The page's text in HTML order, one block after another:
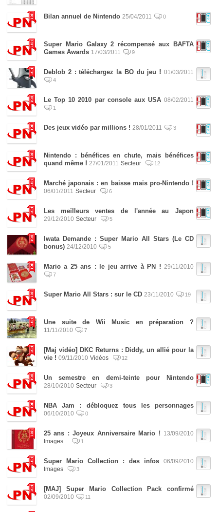
Bilan annuel de Nintendo 25/04/2011 0
Super Mario Galaxy 2 récompensé aux BAFTA
Games Awards 17/03/2011 9
Deblob 2 : téléchargez la BO du jeu ! 01/03/2011
4
Le Top 10 2010 par console aux USA 08/02/2011
1
Des jeux vidéo par millions ! 28/01/2011 3
Nintendo : bénéfices en chute, mais bénéfices
quand même ! 27/01/2011 Secteur 12
Marché japonais : en baisse mais pro-Nintendo !
06/01/2011 Secteur 6
Les meilleurs ventes de l'année au Japon
29/12/2010 Secteur 5
Iwata Demande : Super Mario All Stars (Le CD
bonus) 24/12/2010 5
Mario a 25 ans : le jeu arrive à PN ! 29/11/2010
7
Super Mario All Stars : sur le CD 23/11/2010 19
Une suite de Wii Music en préparation ?
11/11/2010 7
[Maj vidéo] DKC Returns : Diddy, un allié pour la
vie ! 09/11/2010 Vidéos 12
Un semestre en demi-teinte pour Nintendo
28/10/2010 Secteur 3
NBA Jam : débloquez tous les personnages
06/10/2010 0
25 ans : Joyeux Anniversaire Mario !
13/09/2010
Images...
1
Super Mario Collection : des infos
06/09/2010
Images
3
[MAJ] Super Mario Collection Pack confirmé
02/09/2010 11